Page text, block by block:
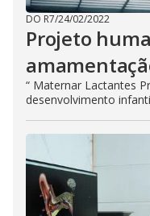
DO R7/24/02/2022
Projeto
“ Maternar Lactantes
desenvolvimento